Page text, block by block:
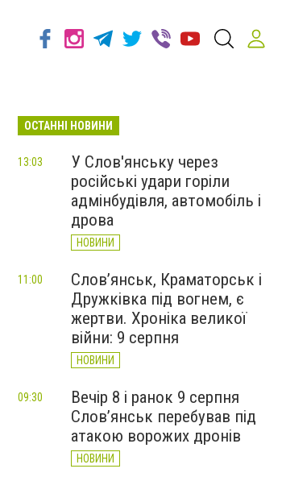
ОСТАННІ НОВИНИ
У Слов'янську через
російські удари горіли
адмінбудівля, автомобіль і
дрова
НОВИНИ
13:03
Слов’янськ, Краматорськ і
Дружківка під вогнем, є
жертви. Хроніка великої
війни: 9 серпня
НОВИНИ
11:00
Вечір 8 і ранок 9 серпня
Слов’янськ перебував під
атакою ворожих дронів
НОВИНИ
09:30